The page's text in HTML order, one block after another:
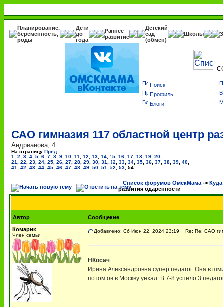
Планирование,
беременность,
роды
Дети
до
года
Раннее
развитие
Детский
сад
(обмен)
Школы
Поиск
Профиль
Блоги
САО гимназия 117 областной центр
Андрианова, 4
На страницу Пред.
1
2 3 4 5 6 7 8 9 10 11 12 13 14 15 16 17 18 19 20
21
22 23 24 25 26 27 28 29 30 31 32 33 34 35 36 37 38 39 40
41
42 43 44 45 46 47 48 49 50 51 52 53 54
Список форумов ОмскМама -> Куда
развития одарённости
Автор
Сообщение
Комарик
Член семьи
Добавлено: Сб Июн 22, 2024 23:19 Re: Re: САО
НКосач
Ирина Александровна супер педагог. Она в
потом он в Москву уехал. В 7-8 успело 3